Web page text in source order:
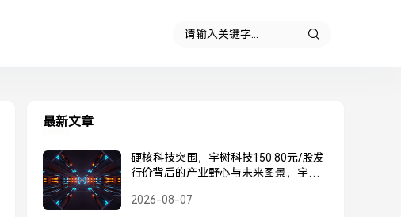
最新文章
硬核科技突围，宇树科技150.80元/股发
行价背后的产业野心与未来图景，宇树
背后的产业野心与未来图景
2026-08-07